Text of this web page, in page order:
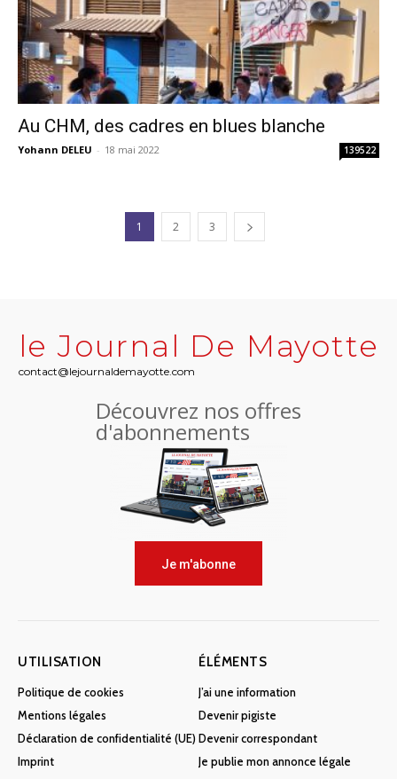
Au CHM, des cadres en blues blanche
Yohann DELEU - 18 mai 2022 139522
1 2 3
le Journal De Mayotte
contact@lejournaldemayotte.com
Découvrez nos offres
d'abonnements
Je m'abonne
UTILISATION
Politique de cookies
Mentions légales
Déclaration de confidentialité (UE)
Imprint
ÉLÉMENTS
J’ai une information
Devenir pigiste
Devenir correspondant
Je publie mon annonce légale